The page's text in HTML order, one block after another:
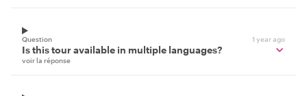
Question 1 year ago
Is this tour available in multiple languages?
voir la réponse